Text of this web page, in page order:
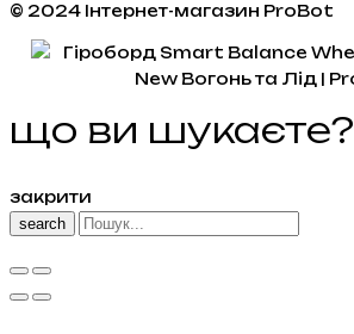
© 2024 Інтернет-магазин ProBot
що ви шукаєте?
закрити
search